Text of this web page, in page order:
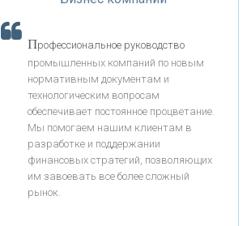
«РОСЕВРОБАНК»
«ПРЕСС-СЛУЖБА ВТБ24»
«АВТОГРАДБАНК»
«Интервью»
Профессиональное руководство
промышленных компаний по новым
нормативным документам и
технологическим вопросам
обеспечивает постоянное процветание.
Мы помогаем нашим клиентам в
разработке и поддержании
финансовых стратегий, позволяющих
им завоевать все более сложный
рынок.